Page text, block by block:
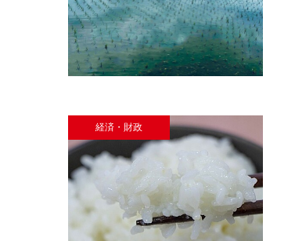
経済・財政